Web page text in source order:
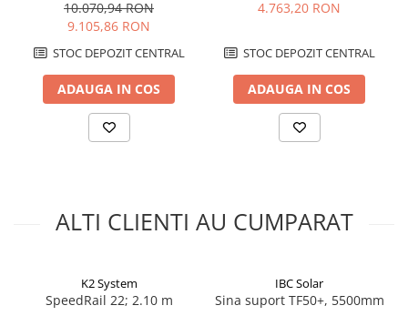
Speed 500. Nu trebuie folosita pe alte tipuri de falt fara verificarea
expresa a compatibilitatii.
Clema este compatibila cu sistemul de sina SolidRail pentru
structuri fotovoltaice pe acoperis inclinat.
Care este deschiderea clemei?
Deschiderea de prindere este de 17 mm.
Ce cupluri de strangere se folosesc la montaj?
Pentru clema se indica un cuplu de 20 Nm, iar pentru conexiunea
Da. Se verifica profilul exact al invelitorii, capacitatea portanta a
acoperisului, cerintele statice si spatiul necesar pentru dilatarea
cicluri, Scalabilă
10.070,94 RON
9.105,86 RON
STOC DEPOZIT CENTRAL
ADAUGA IN COS
hibride
4.763,20 RON
STOC DEPOZIT CENTRAL
ADAUGA IN COS
ALTI CLIENTI AU CUMPARAT
K2 System
SpeedRail 22; 2.10 m
IBC Solar
Sina suport TF50+, 5500mm